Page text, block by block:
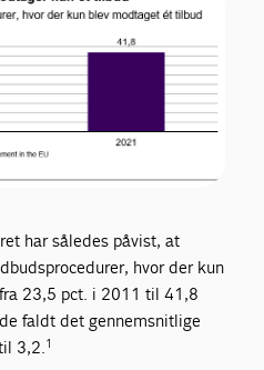
har således påvist, at
hvor der kun
23,5 pct. i 2011 til 41,8
faldt det gennemsnitlige
3,2.1